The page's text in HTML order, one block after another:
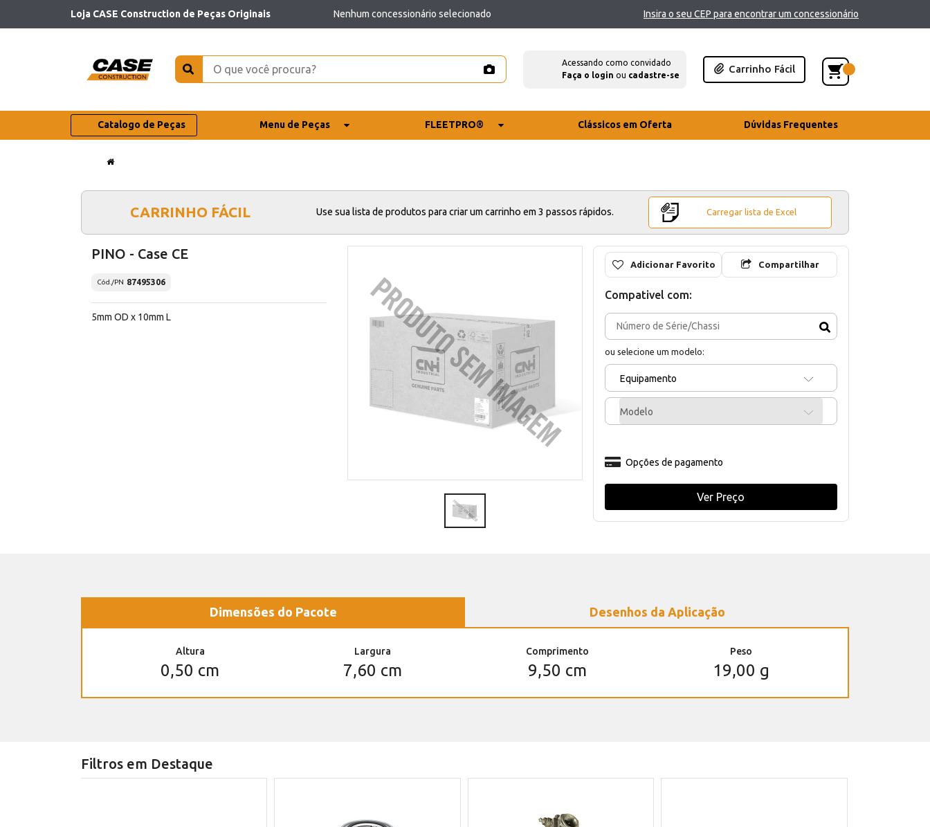
Loja CASE Construction de Peças Originais Nenhum concessionário selecionado Insira o seu CEP para encontrar um concessionário
Acessando como convidado
Faça o login ou cadastre-se
Carrinho Fácil
Catalogo de Peças Menu de Peças FLEETPRO® Clássicos em Oferta Dúvidas Frequentes
CARRINHO FÁCIL Use sua lista de produtos para criar um carrinho em 3 passos rápidos. Carregar lista de Excel
PINO - Case CE
Cód./PN 87495306
5mm OD x 10mm L
Adicionar Favorito Compartilhar
Compativel com:
ou selecione um modelo:
Equipamento
Modelo
Opções de pagamento
Ver Preço
Dimensões do Pacote Desenhos da Aplicação
Altura
0,50 cm
Largura
7,60 cm
Comprimento
9,50 cm
Peso
19,00 g
Filtros em Destaque